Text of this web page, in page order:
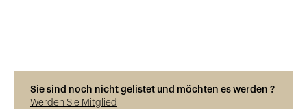
Sie sind noch nicht gelistet und möchten es werden ?
Werden Sie Mitglied